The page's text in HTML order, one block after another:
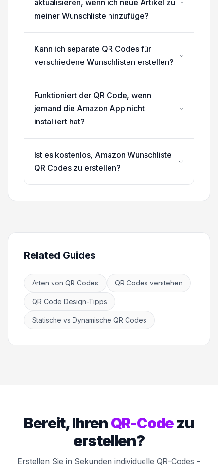
aktualisieren, wenn ich neue Artikel zu
meiner Wunschliste hinzufüge?
Kann ich separate QR Codes für
verschiedene Wunschlisten erstellen?
Funktioniert der QR Code, wenn
jemand die Amazon App nicht
installiert hat?
Ist es kostenlos, Amazon Wunschliste
QR Codes zu erstellen?
Related Guides
Arten von QR Codes QR Codes verstehen
QR Code Design-Tipps
Statische vs Dynamische QR Codes
Bereit, Ihren QR-Codezu
erstellen?
Erstellen Sie in Sekunden individuelle QR-Codes –